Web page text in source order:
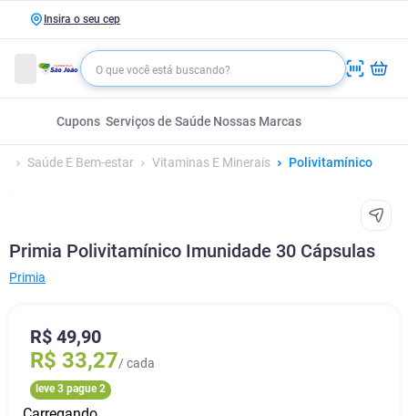
Insira o seu cep
Cupons Serviços de Saúde Nossas Marcas
Saúde E Bem-estar Vitaminas E Minerais Polivitamínico
Primia Polivitamínico Imunidade 30 Cápsulas
Primia
R$ 49,90
R$ 33,27/ cada
leve 3 pague 2